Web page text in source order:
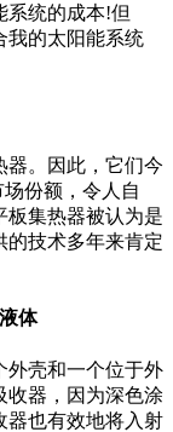
系统的成本!但
我的太阳能系统
器。因此，它们今
份额，令人自
板集热器被认为是
的技术多年来肯定
体
外壳和一个位于外
收器，因为深色涂
器也有效地将入射